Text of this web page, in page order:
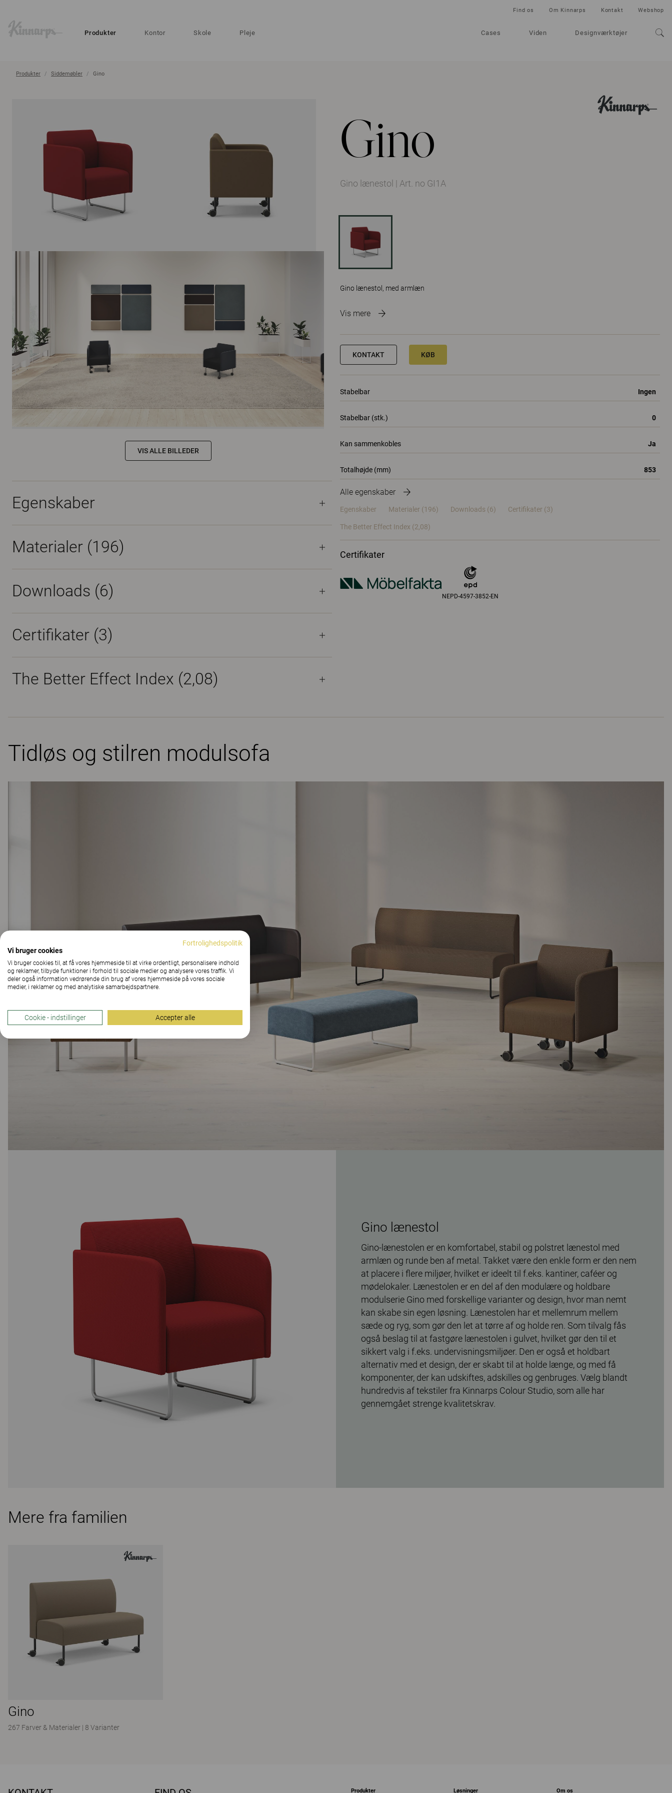
Produkter Kontor Skole Pleje Cases Viden Designværktøjer
Find os Om Kinnarps Kontakt Webshop
Produkter Siddemøbler Gino
Gino
Gino lænestol | Art. no GI1A
Gino lænestol, med armlæn
Vis mere
KONTAKT KØB
Stabelbar Ingen
Stabelbar (stk.) 0
Kan sammenkobles Ja
Totalhøjde (mm) 853
Alle egenskaber
Egenskaber Materialer (196) Downloads (6) Certifikater (3)
The Better Effect Index (2,08)
Certifikater
NEPD-4597-3852-EN
VIS ALLE BILLEDER
Egenskaber
Materialer (196)
Downloads (6)
Certifikater (3)
The Better Effect Index (2,08)
Tidløs og stilren modulsofa
Gino lænestol
Gino-lænestolen er en komfortabel, stabil og polstret lænestol med
armlæn og runde ben af metal. Takket være den enkle form er den nem
at placere i flere miljøer, hvilket er ideelt til f.eks. kantiner, caféer og
mødelokaler. Lænestolen er en del af den modulære og holdbare
modulserie Gino med forskellige varianter og design, hvor man nemt
kan skabe sin egen løsning. Lænestolen har et mellemrum mellem
sæde og ryg, som gør den let at tørre af og holde ren. Som tilvalg fås
også beslag til at fastgøre lænestolen i gulvet, hvilket gør den til et
sikkert valg i f.eks. undervisningsmiljøer. Den er også et holdbart
alternativ med et design, der er skabt til at holde længe, og med få
komponenter, der kan udskiftes, adskilles og genbruges. Vælg blandt
hundredvis af tekstiler fra Kinnarps Colour Studio, som alle har
gennemgået strenge kvalitetskrav.
Mere fra familien
Gino
267 Farver & Materialer | 8 Varianter
Produkter Løsninger Om os
Fortrolighedspolitik
Vi bruger cookies
Vi bruger cookies til, at få vores hjemmeside til at virke ordentligt, personalisere indhold
og reklamer, tilbyde funktioner i forhold til sociale medier og analysere vores traffik. Vi
deler også information vedrørende din brug af vores hjemmeside på vores sociale
medier, i reklamer og med analytiske samarbejdspartnere.
Cookie - indstillinger Accepter alle